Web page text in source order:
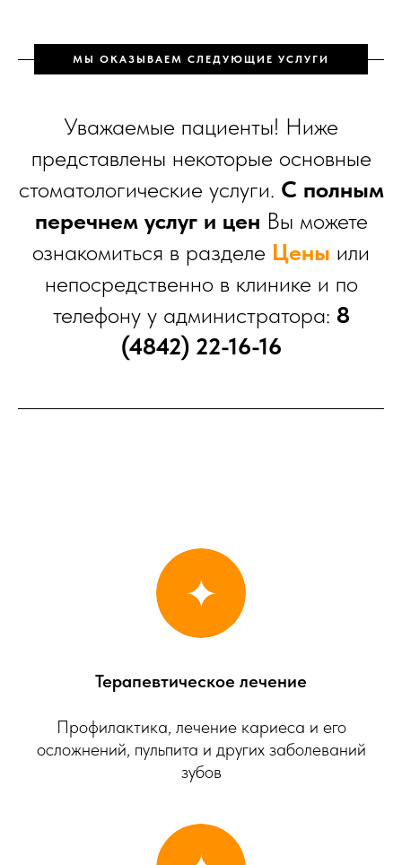
МЫ ОКАЗЫВАЕМ СЛЕДУЮЩИЕ УСЛУГИ
Уважаемые пациенты! Ниже
представлены некоторые основные
стоматологические услуги. С полным
перечнем услуг и цен Вы можете
ознакомиться в разделе Цены или
непосредственно в клинике и по
телефону у администратора: 8
(4842) 22-16-16
Терапевтическое лечение
Профилактика, лечение кариеса и его
осложнений, пульпита и других заболеваний
зубов